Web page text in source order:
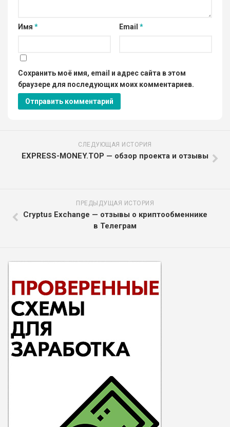
Имя * Email *
Сохранить моё имя, email и адрес сайта в этом
браузере для последующих моих комментариев.
СЛЕДУЮЩАЯ ИСТОРИЯ
EXPRESS-MONEY.TOP — обзор проекта и отзывы
ПРЕДЫДУЩАЯ ИСТОРИЯ
Cryptus Exchange — отзывы о криптообменнике
в Телеграм